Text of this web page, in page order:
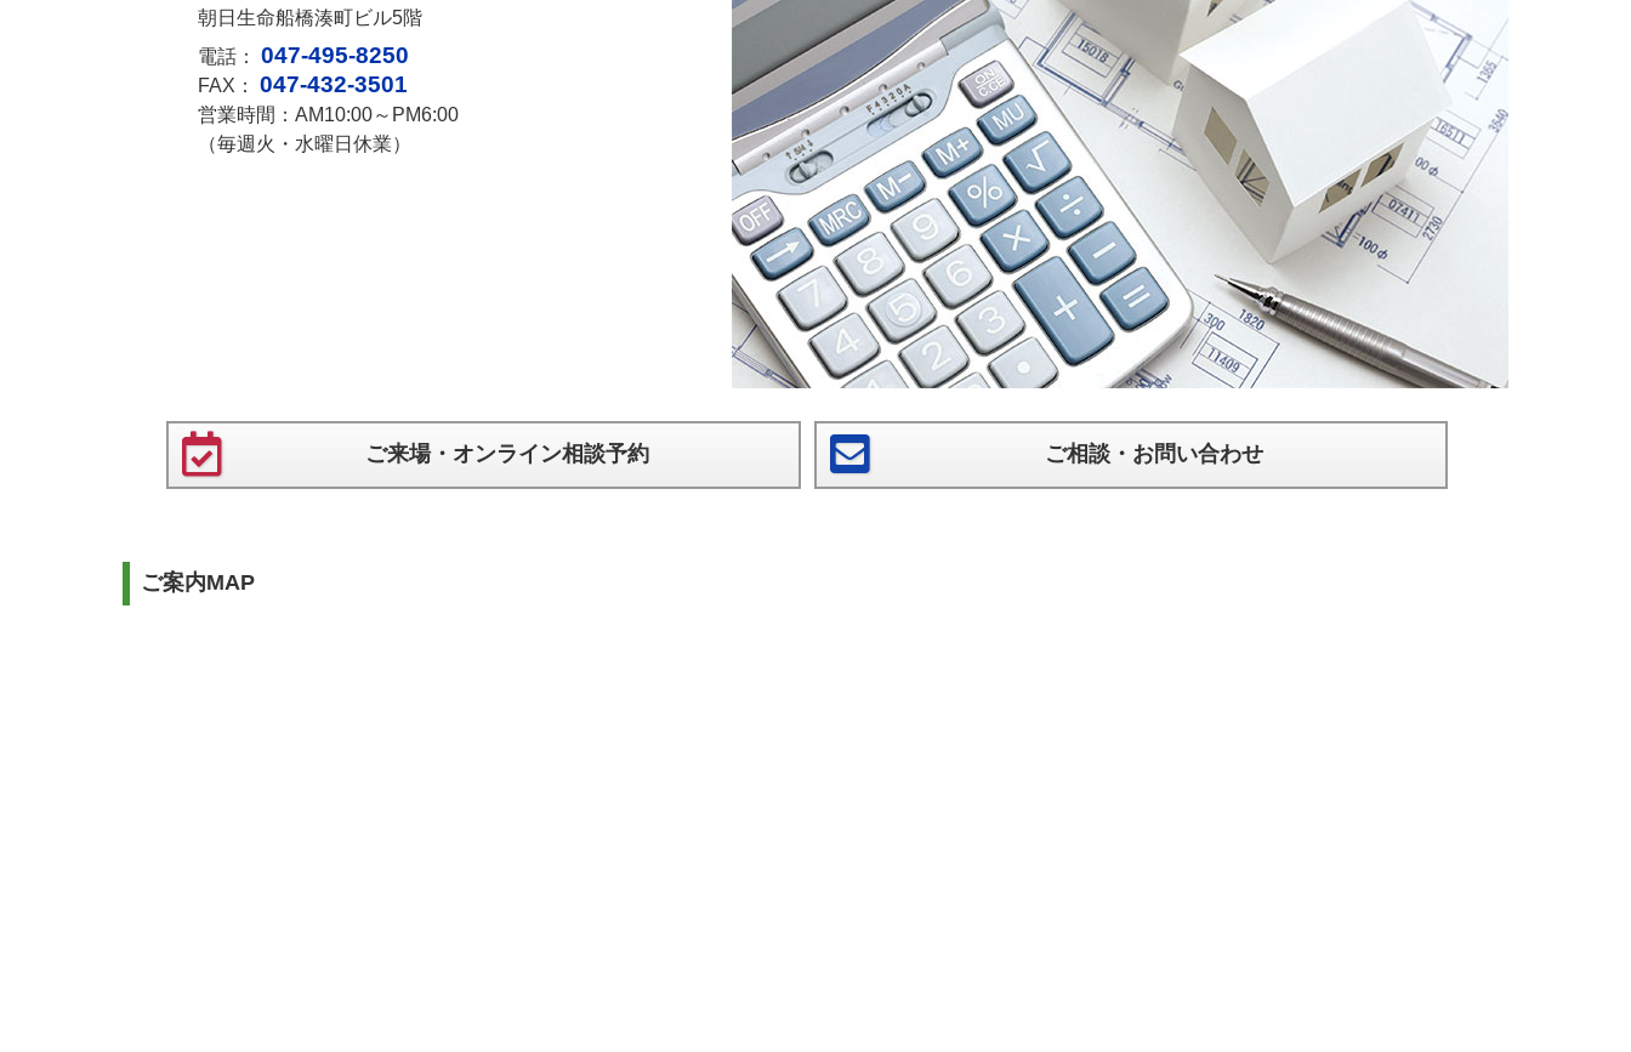
AI・IoTで繋がる快適な暮らし 耐火住宅
朝日生命船橋湊町ビル5階
電話：047-495-8250
FAX：047-432-3501
営業時間：AM10:00～PM6:00
（毎週火・水曜日休業）
ご来場・オンライン相談予約 ご相談・お問い合わせ
ご案内MAP